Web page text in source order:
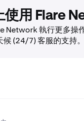
使用 Flare
Network 執行更多
(24/7) 客服的支持。